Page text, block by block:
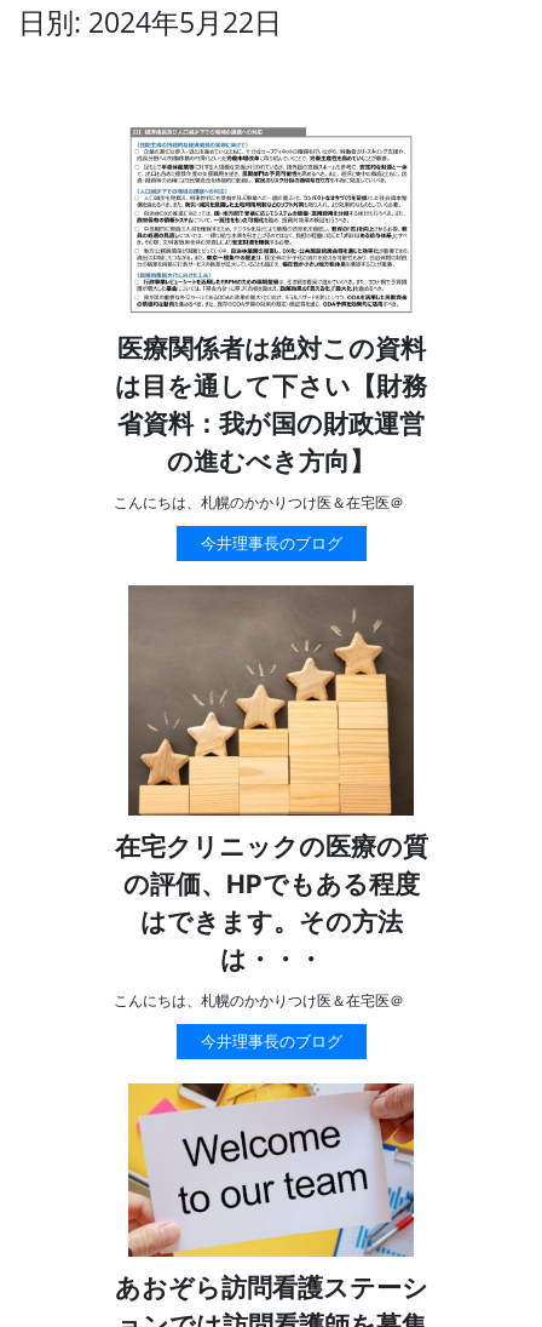
日別: 2024年5月22日
医療関係者は絶対この資料
は目を通して下さい【財務
省資料：我が国の財政運営
の進むべき方向】
こんにちは、札幌のかかりつけ医＆在宅医＠
今井理事長のブログ
在宅クリニックの医療の質
の評価、HPでもある程度
はできます。その方法
は・・・
こんにちは、札幌のかかりつけ医＆在宅医＠
今井理事長のブログ
あおぞら訪問看護ステーシ